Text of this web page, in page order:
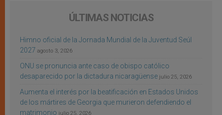
ÚLTIMAS NOTICIAS
Himno oficial de la Jornada Mundial de la Juventud Seúl
2027 agosto 3, 2026
ONU se pronuncia ante caso de obispo católico
desaparecido por la dictadura nicaragüense julio 25, 2026
Aumenta el interés por la beatificación en Estados Unidos
de los mártires de Georgia que murieron defendiendo el
matrimonio julio 25, 2026